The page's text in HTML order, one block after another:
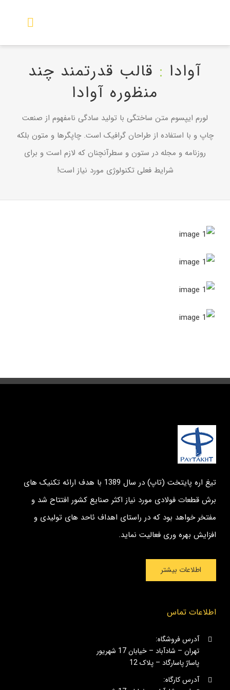
content
صفحه اصلی
گالری تصویر
آوادا : قالب قدرتمند چند
منظوره آوادا
لورم ایپسوم متن ساختگی با تولید سادگی نامفهوم از صنعت
چاپ و با استفاده از طراحان گرافیک است. چاپگرها و متون بلکه
روزنامه و مجله در ستون و سطرآنچنان که لازم است و برای
شرایط فعلی تکنولوژی مورد نیاز است!
تیغ اره پایتخت (تاپ) در سال 1389 با هدف ارائه تکنیک های
برش قطعات فولادی مورد نیاز اکثر صنایع کشور افتتاح شد و
مفتخر خواهد بود که در راستای اهداف ئاحد های تولیدی و
افزایش بهره وری فعالیت نماید.
اطلاعات بیشتر
اطلاعات تماس
آدرس فروشگاه:
تهران – شادآباد – خیابان 17 شهریور
پاساژ پاسارگاد – پلاک 12
آدرس کارگاه: